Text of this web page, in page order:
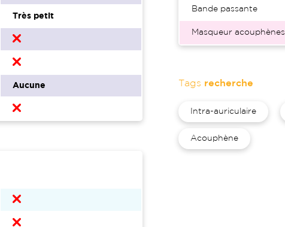
Très petit
Aucune
Bande passante
Masqueur acouphènes
Tags recherche
Intra-auriculaire
Acouphène